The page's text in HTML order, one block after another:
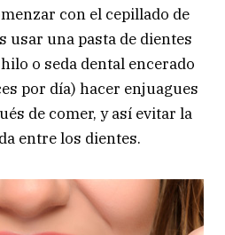
con el cepillado de
usar una pasta de dientes
o seda dental encerado
por día) hacer enjuagues
de comer, y así evitar la
entre los dientes.